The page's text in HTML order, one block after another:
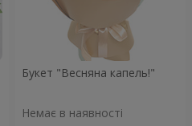
Букет "Весняна капель!"
Немає в наявності